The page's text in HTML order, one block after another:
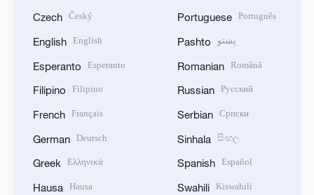
Czech Český
English English
Esperanto Esperanto
Filipino Filipino
French Français
German Deutsch
Greek Ελληνικά
Hausa Hausa
Portuguese Português
Pashto پښتو
Romanian Română
Russian Русский
Serbian Српски
Sinhala සිංහල
Spanish Español
Swahili Kiswahili